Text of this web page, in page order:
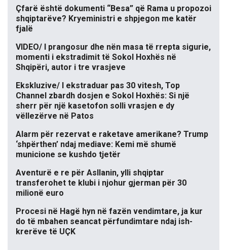
Çfarë është dokumenti “Besa” që Rama u propozoi
shqiptarëve? Kryeministri e shpjegon me katër
fjalë
VIDEO/ I prangosur dhe nën masa të rrepta sigurie,
momenti i ekstradimit të Sokol Hoxhës në
Shqipëri, autor i tre vrasjeve
Ekskluzive/ I ekstraduar pas 30 vitesh, Top
Channel zbardh dosjen e Sokol Hoxhës: Si një
sherr për një kasetofon solli vrasjen e dy
vëllezërve në Patos
Alarm për rezervat e raketave amerikane? Trump
‘shpërthen’ ndaj mediave: Kemi më shumë
municione se kushdo tjetër
Aventurë e re për Asllanin, ylli shqiptar
transferohet te klubi i njohur gjerman për 30
milionë euro
Procesi në Hagë hyn në fazën vendimtare, ja kur
do të mbahen seancat përfundimtare ndaj ish-
krerëve të UÇK